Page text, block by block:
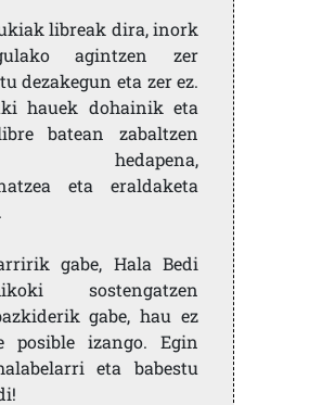
libreak dira, inork
agintzen zer
dezakegun eta zer ez.
hauek dohainik eta
batean zabaltzen
hedapena,
eta eraldaketa
gabe, Hala Bedi
sostengatzen
gabe, hau ez
posible izango. Egin
eta babestu